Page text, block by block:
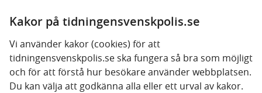
Kakor på tidningensvenskpolis.se
Vi använder kakor (cookies) för att
tidningensvenskpolis.se ska fungera så bra som möjligt
och för att förstå hur besökare använder webbplatsen.
Du kan välja att godkänna alla eller ett urval av kakor.